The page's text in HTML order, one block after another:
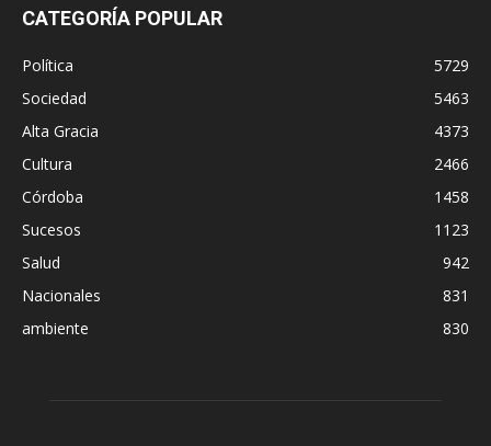
CATEGORÍA POPULAR
Política
5729
Sociedad
5463
Alta Gracia
4373
Cultura
2466
Córdoba
1458
Sucesos
1123
Salud
942
Nacionales
831
ambiente
830